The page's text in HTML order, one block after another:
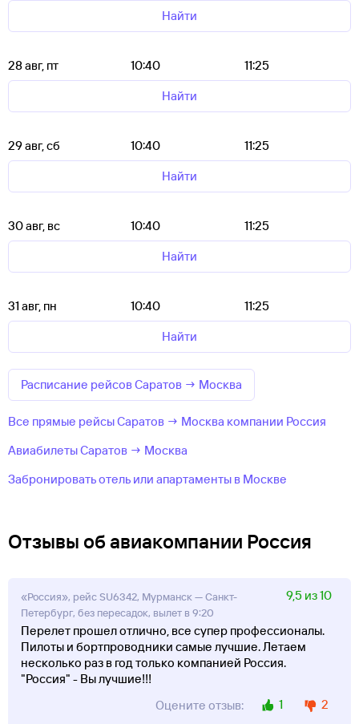
Найти
28 авг, пт 10:40
11:25
Найти
29 авг, сб 10:40
11:25
Найти
30 авг, вс 10:40
11:25
Найти
31 авг, пн 10:40
11:25
Найти
Расписание рейсов Саратов → Москва
Все прямые рейсы Саратов → Москва компании Россия
Авиабилеты Саратов → Москва
Забронировать отель или апартаменты в Москве
Отзывы об авиакомпании Россия
«Россия», рейс SU6342, Мурманск — Санкт-
Петербург, без пересадок, вылет в 9:20
9,5 из 10
Перелет прошел отлично, все супер профессионалы.
Пилоты и бортпроводники самые лучшие. Летаем
несколько раз в год только компанией Россия.
"Россия" - Вы лучшие!!!
Оцените отзыв:
1 2